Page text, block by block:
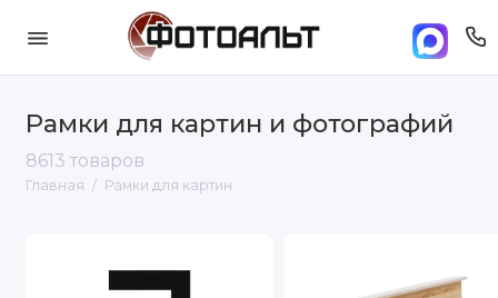
Рамки для картин и фотографий
8613 товаров
Главная Рамки для картин